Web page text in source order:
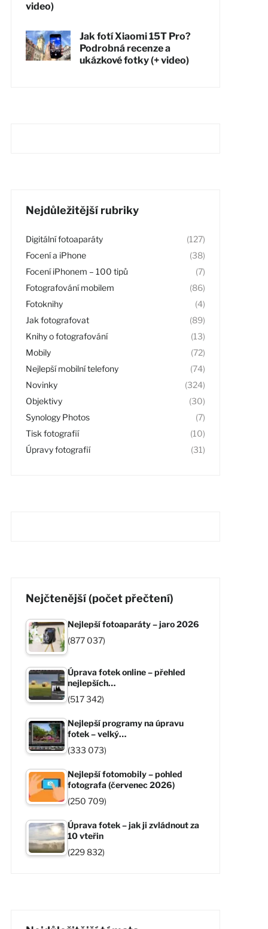
video)
Jak fotí Xiaomi 15T Pro?
Podrobná recenze a
ukázkové fotky (+ video)
Nejdůležitější rubriky
Digitální fotoaparáty
(127)
Focení a iPhone
(38)
Focení iPhonem – 100 tipů
(7)
Fotografování mobilem
(86)
Fotoknihy
(4)
Jak fotografovat
(89)
Knihy o fotografování
(13)
Mobily
(72)
Nejlepší mobilní telefony
(74)
Novinky
(324)
Objektivy
(30)
Synology Photos
(7)
Tisk fotografií
(10)
Úpravy fotografií
(31)
Nejčtenější (počet přečtení)
Nejlepší fotoaparáty – jaro 2026
(877 037)
Úprava fotek online – přehled
nejlepších…
(517 342)
Nejlepší programy na úpravu
fotek – velký…
(333 073)
Nejlepší fotomobily – pohled
fotografa (červenec 2026)
(250 709)
Úprava fotek – jak ji zvládnout za
10 vteřin
(229 832)